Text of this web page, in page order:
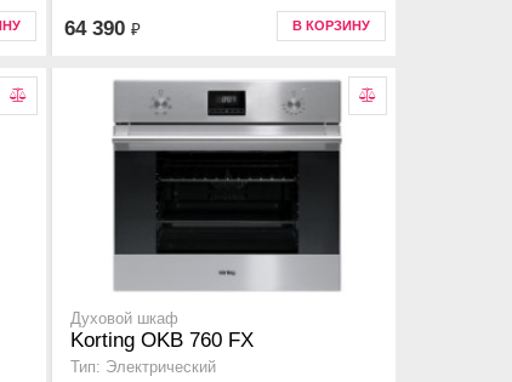
64 390 ₽ В КОРЗИНУ
Духовой шкаф
Korting OKB 760 FX
Тип: Электрический